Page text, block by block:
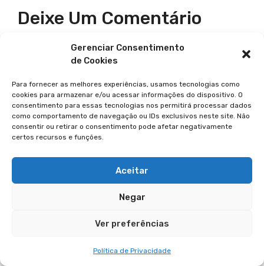
Gerenciar Consentimento
de Cookies
Para fornecer as melhores experiências, usamos tecnologias como
cookies para armazenar e/ou acessar informações do dispositivo. O
consentimento para essas tecnologias nos permitirá processar dados
como comportamento de navegação ou IDs exclusivos neste site. Não
consentir ou retirar o consentimento pode afetar negativamente
certos recursos e funções.
Aceitar
Negar
Ver preferências
Política de Privacidade
Deixe Um Comentário
Comentário